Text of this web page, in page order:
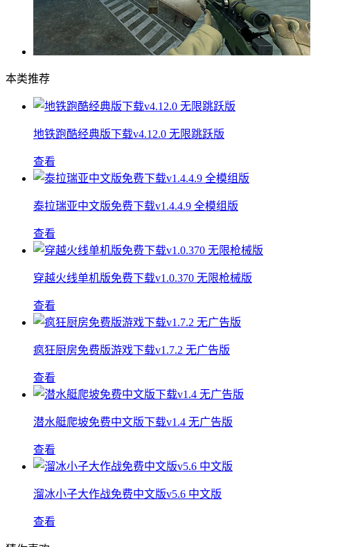
本类推荐
地铁跑酷经典版下载v4.12.0 无限跳跃版
查看
泰拉瑞亚中文版免费下载v1.4.4.9 全模组版
查看
穿越火线单机版免费下载v1.0.370 无限枪械版
查看
疯狂厨房免费版游戏下载v1.7.2 无广告版
查看
潜水艇爬坡免费中文版下载v1.4 无广告版
查看
溜冰小子大作战免费中文版v5.6 中文版
查看